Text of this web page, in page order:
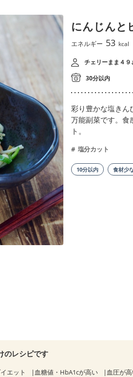
にんじんと
エネルギー 53 kcal
チェリーまま４
30分以内
彩り豊かな塩きん
万能副菜です。食
ト。
塩分カット
10分以内 食材少
のレシピです
エット 血糖値・HbA1cが高い 血圧が